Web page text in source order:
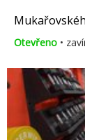
Otevřeno •